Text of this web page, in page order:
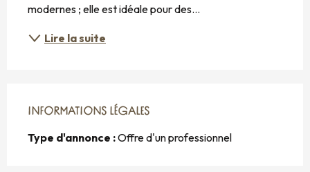
modernes ; elle est idéale pour des...
Lire la suite
INFORMATIONS LÉGALES
INFORMATIONS LÉGALES
Type d'annonce :Offre d'un professionnel